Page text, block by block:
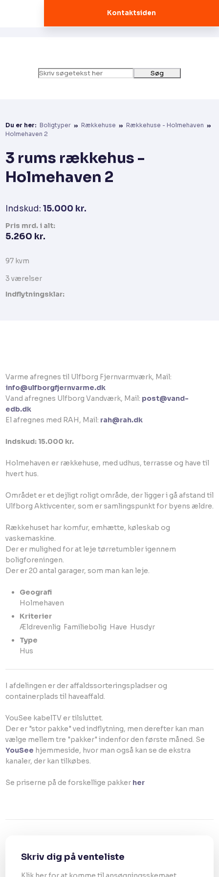
Kontaktsiden
Du er her: Boligtyper » Rækkehuse » Rækkehuse - Holmehaven »
Holmehaven 2
3 rums rækkehus -
Holmehaven 2
Indskud: 15.000 kr.
Pris​ mrd. i alt:
5.260 kr.​
97 kvm​​​
​3 værelser​
Indflytningsklar:
Varme afregnes til Ulfborg Fjernvarmværk, Mail:
info@ulfborgfjernvarme.dk
Vand afregnes Ulfborg Vandværk, Mail: post@vand-
edb.dk
El afregnes med RAH, Mail: rah@rah.dk
Indskud: 15.000 kr.
Holmehaven er rækkehuse, med udhus, terrasse og have til
hvert hus.
Området er et dejligt roligt område, der ligger i gå afstand til
Ulfborg Aktivcenter, som er samlingspunkt for byens ældre.
Rækkehuset har komfur, emhætte, køleskab og
vaskemaskine.
Der er mulighed for at leje tørretumbler igennem
boligforeningen.
Der er 20 antal garager, som man kan leje.
Geografi
​Holmehaven​
Kriterier
Ældrevenlig ​ Familiebolig ​ Have ​ Husdyr​
Type
​Hus
I afdelingen er der affaldssorteringspladser og
containerplads til haveaffald.
YouSee kabelTV er tilsluttet.
Der er "stor pakke" ved indflytning, men derefter kan man
vælge mellem tre "pakker" indenfor den første måned. Se
YouSee hjemmeside, hvor man også kan se de ekstra
kanaler, der kan tilkøbes.
Se priserne på de forskellige pakker her
Skriv dig på venteliste